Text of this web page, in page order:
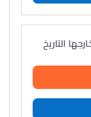
التاريخ